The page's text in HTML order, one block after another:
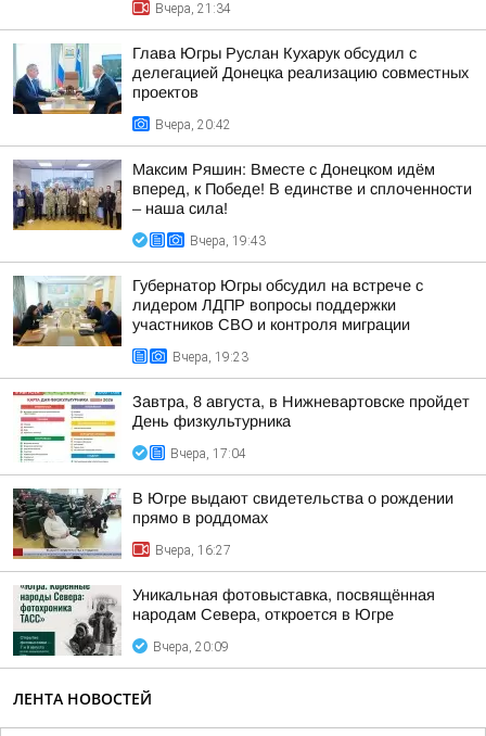
Вчера, 21:34
Глава Югры Руслан Кухарук обсудил с
делегацией Донецка реализацию совместных
проектов
Вчера, 20:42
Максим Ряшин: Вместе с Донецком идём
вперед, к Победе! В единстве и сплоченности
– наша сила!
Вчера, 19:43
Губернатор Югры обсудил на встрече с
лидером ЛДПР вопросы поддержки
участников СВО и контроля миграции
Вчера, 19:23
Завтра, 8 августа, в Нижневартовске пройдет
День физкультурника
Вчера, 17:04
В Югре выдают свидетельства о рождении
прямо в роддомах
Вчера, 16:27
Уникальная фотовыставка, посвящённая
народам Севера, откроется в Югре
Вчера, 20:09
ЛЕНТА НОВОСТЕЙ